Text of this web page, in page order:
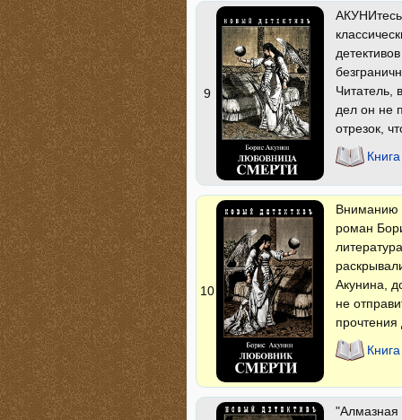
9
Читатель,
дел он не
отрезок,
10
Вниманию
роман
Акунина,
не
прочтения
"Алмазная